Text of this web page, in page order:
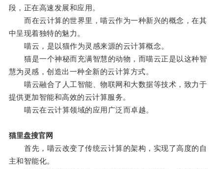
段，正在高速发展和应用。
而在云计算的世界里，喵云作为一种新兴的概念，在其
中呈现着独特的魅力。
喵云，是以猫作为灵感来源的云计算概念。
猫是一个神秘而充满智慧的动物，而喵云正是以这种智
慧为灵感，创造出一种全新的云计算方式。
喵云融合了人工智能、物联网和大数据等技术，致力于
提供更加智能和高效的云计算服务。
喵云在云计算领域的应用广泛而卓越。
猫里盘搜官网
首先，喵云改变了传统云计算的架构，实现了高度的自
主和智能化。